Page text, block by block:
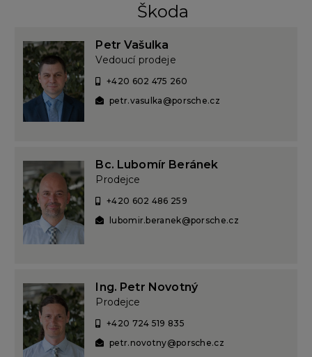
Škoda
Petr Vašulka
Vedoucí prodeje
+420 602 475 260
petr.vasulka@porsche.cz
Bc. Lubomír Beránek
Prodejce
+420 602 486 259
lubomir.beranek@porsche.cz
Ing. Petr Novotný
Prodejce
+420 724 519 835
petr.novotny@porsche.cz